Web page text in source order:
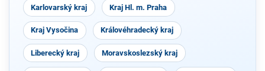
Karlovarský kraj Kraj Hl. m. Praha
Kraj Vysočina Královéhradecký kraj
Liberecký kraj Moravskoslezský kraj